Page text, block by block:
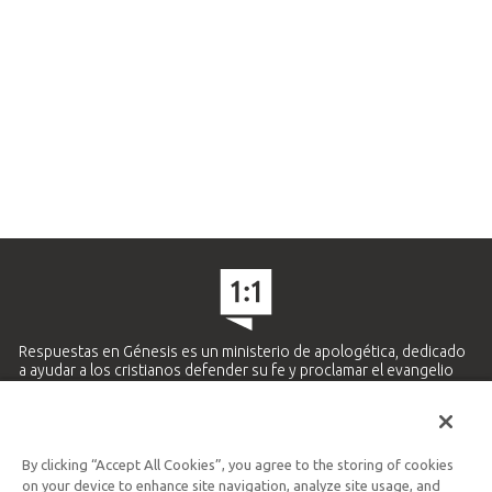
Respuestas en Génesis es un ministerio de apologética, dedicado
a ayudar a los cristianos defender su fe y proclamar el evangelio
Ministerio Hispano y Latinoamericano
By clicking “Accept All Cookies”, you agree to the storing of cookies
on your device to enhance site navigation, analyze site usage, and